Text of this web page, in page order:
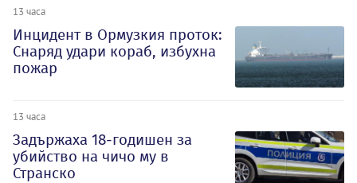
13 часа
Инцидент в Ормузкия проток:
Снаряд удари кораб, избухна
пожар
13 часа
Задържаха 18-годишен за
убийство на чичо му в
Странско